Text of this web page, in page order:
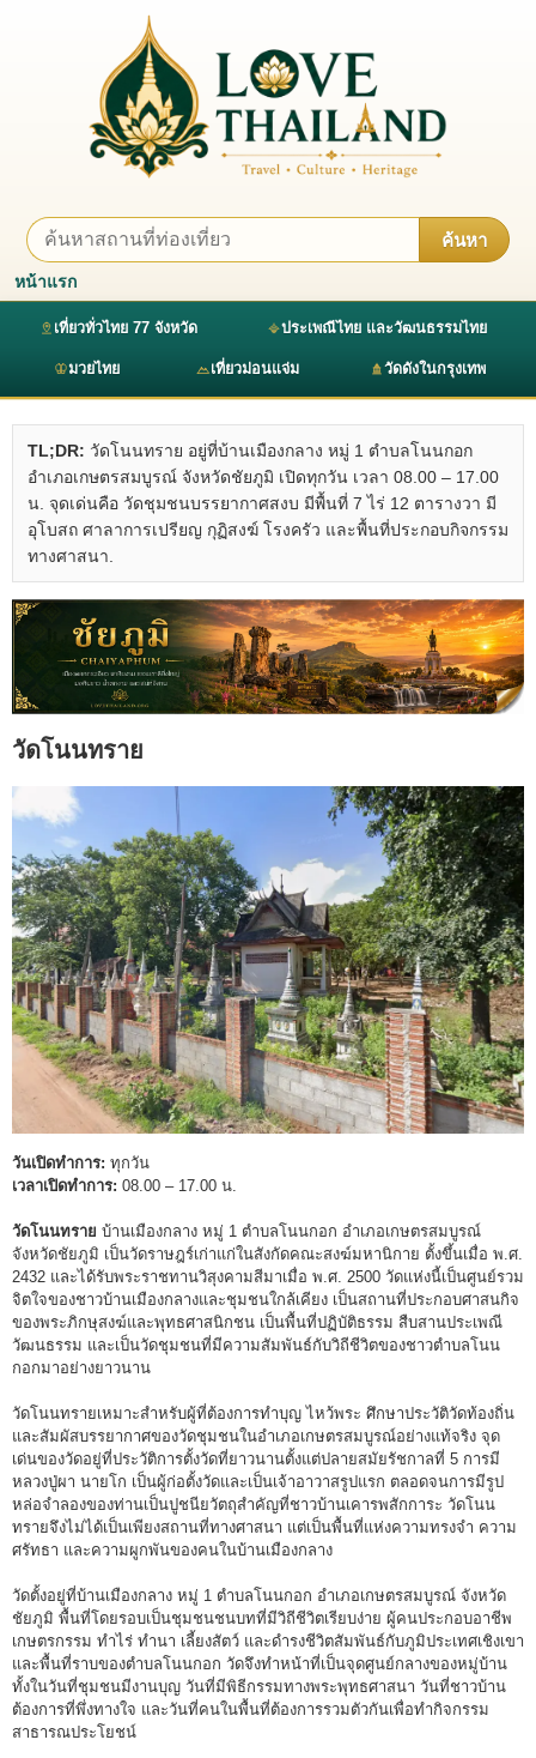
ค้นหา
หน้าแรก
เที่ยวทั่วไทย 77 จังหวัด ประเพณีไทย และวัฒนธรรมไทย
มวยไทย เที่ยวม่อนแจ่ม วัดดังในกรุงเทพ
TL;DR: วัดโนนทราย อยู่ที่บ้านเมืองกลาง หมู่ 1 ตำบลโนนกอก
อำเภอเกษตรสมบูรณ์ จังหวัดชัยภูมิ เปิดทุกวัน เวลา 08.00 – 17.00
น. จุดเด่นคือ วัดชุมชนบรรยากาศสงบ มีพื้นที่ 7 ไร่ 12 ตารางวา มี
อุโบสถ ศาลาการเปรียญ กุฏิสงฆ์ โรงครัว และพื้นที่ประกอบกิจกรรม
ทางศาสนา.
วัดโนนทราย
วันเปิดทำการ: ทุกวัน
เวลาเปิดทำการ: 08.00 – 17.00 น.
วัดโนนทราย บ้านเมืองกลาง หมู่ 1 ตำบลโนนกอก อำเภอเกษตรสมบูรณ์
จังหวัดชัยภูมิ เป็นวัดราษฎร์เก่าแก่ในสังกัดคณะสงฆ์มหานิกาย ตั้งขึ้นเมื่อ พ.ศ.
2432 และได้รับพระราชทานวิสุงคามสีมาเมื่อ พ.ศ. 2500 วัดแห่งนี้เป็นศูนย์รวม
จิตใจของชาวบ้านเมืองกลางและชุมชนใกล้เคียง เป็นสถานที่ประกอบศาสนกิจ
ของพระภิกษุสงฆ์และพุทธศาสนิกชน เป็นพื้นที่ปฏิบัติธรรม สืบสานประเพณี
วัฒนธรรม และเป็นวัดชุมชนที่มีความสัมพันธ์กับวิถีชีวิตของชาวตำบลโนน
กอกมาอย่างยาวนาน
วัดโนนทรายเหมาะสำหรับผู้ที่ต้องการทำบุญ ไหว้พระ ศึกษาประวัติวัดท้องถิ่น
และสัมผัสบรรยากาศของวัดชุมชนในอำเภอเกษตรสมบูรณ์อย่างแท้จริง จุด
เด่นของวัดอยู่ที่ประวัติการตั้งวัดที่ยาวนานตั้งแต่ปลายสมัยรัชกาลที่ 5 การมี
หลวงปู่ผา นายโก เป็นผู้ก่อตั้งวัดและเป็นเจ้าอาวาสรูปแรก ตลอดจนการมีรูป
หล่อจำลองของท่านเป็นปูชนียวัตถุสำคัญที่ชาวบ้านเคารพสักการะ วัดโนน
ทรายจึงไม่ได้เป็นเพียงสถานที่ทางศาสนา แต่เป็นพื้นที่แห่งความทรงจำ ความ
ศรัทธา และความผูกพันของคนในบ้านเมืองกลาง
วัดตั้งอยู่ที่บ้านเมืองกลาง หมู่ 1 ตำบลโนนกอก อำเภอเกษตรสมบูรณ์ จังหวัด
ชัยภูมิ พื้นที่โดยรอบเป็นชุมชนชนบทที่มีวิถีชีวิตเรียบง่าย ผู้คนประกอบอาชีพ
เกษตรกรรม ทำไร่ ทำนา เลี้ยงสัตว์ และดำรงชีวิตสัมพันธ์กับภูมิประเทศเชิงเขา
และพื้นที่ราบของตำบลโนนกอก วัดจึงทำหน้าที่เป็นจุดศูนย์กลางของหมู่บ้าน
ทั้งในวันที่ชุมชนมีงานบุญ วันที่มีพิธีกรรมทางพระพุทธศาสนา วันที่ชาวบ้าน
ต้องการที่พึ่งทางใจ และวันที่คนในพื้นที่ต้องการรวมตัวกันเพื่อทำกิจกรรม
สาธารณประโยชน์